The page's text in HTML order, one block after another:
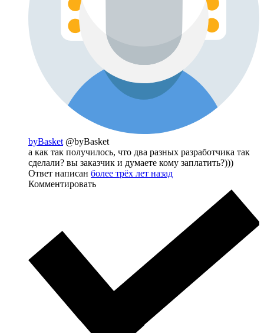
byBasket @byBasket
а как так получилось, что два разных разработчика так
сделали? вы заказчик и думаете кому заплатить?)))
Ответ написан более трёх лет назад
Комментировать